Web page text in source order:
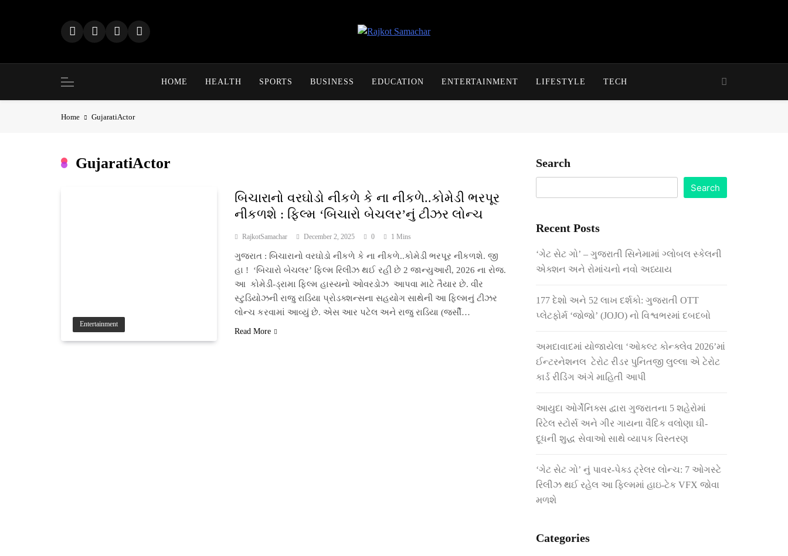
HOME HEALTH SPORTS BUSINESS EDUCATION ENTERTAINMENT LIFESTYLE TECH
Home GujaratiActor
GujaratiActor
Entertainment
બિચારાનો વરઘોડો નીકળે કે ના નીકળે..કોમેડી ભરપૂર
નીકળશે : ફિલ્મ ‘બિચારો બેચલર’નું ટીઝર લોન્ચ
RajkotSamachar December 2, 2025 0 1 Mins
ગુજરાત : બિચારાનો વરઘોડો નીકળે કે ના નીકળે..કોમેડી ભરપૂર નીકળશે. જી
હા ! ‘બિચારો બેચલર’ ફિલ્મ રિલીઝ થઈ રહી છે 2 જાન્યુઆરી, 2026 ના રોજ.
આ કોમેડી-ડ્રામા ફિલ્મ હાસ્યનો ઓવરડોઝ આપવા માટે તૈયાર છે. વીર
સ્ટુડિયોઝની રાજુ રાડિયા પ્રોડક્શન્સના સહયોગ સાથેની આ ફિલ્મનું ટીઝર
લોન્ચ કરવામાં આવ્યું છે. એસ આર પટેલ અને રાજુ રાડિયા (જર્સી…
Read More
Search
Search
Recent Posts
‘ગેટ સેટ ગો’ – ગુજરાતી સિનેમામાં ગ્લોબલ સ્કેલની
એક્શન અને રોમાંચનો નવો અધ્યાય
177 દેશો અને 52 લાખ દર્શકો: ગુજરાતી OTT
પ્લેટફોર્મ ‘જોજો’ (JOJO) નો વિશ્વભરમાં દબદબો
અમદાવાદમાં યોજાયેલા ‘ઓકલ્ટ કોન્ક્લેવ 2026’માં
ઈન્ટરનેશનલ ટેરોટ રીડર પુનિતજી લુલ્લા એ ટેરોટ
કાર્ડ રીડિંગ અંગે માહિતી આપી
આયુદા ઓર્ગેનિક્સ દ્વારા ગુજરાતના 5 શહેરોમાં
રિટેલ સ્ટોર્સ અને ગીર ગાયના વૈદિક વલોણા ઘી-
દૂધની શુદ્ધ સેવાઓ સાથે વ્યાપક વિસ્તરણ
‘ગેટ સેટ ગો’ નું પાવર-પેક્ડ ટ્રેલર લોન્ચ: 7 ઓગસ્ટે
રિલીઝ થઈ રહેલ આ ફિલ્મમાં હાઇ-ટેક VFX જોવા
મળશે
Categories